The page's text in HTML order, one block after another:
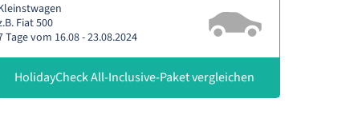
Fiat 500
Tage vom 16.08 - 23.08.2024
HolidayCheck All-Inclusive-Paket vergleichen